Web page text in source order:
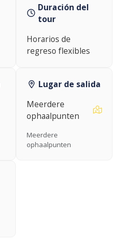
Duración del
tour
Horarios de
regreso flexibles
Lugar de salida
Meerdere
ophaalpunten
Meerdere
ophaalpunten